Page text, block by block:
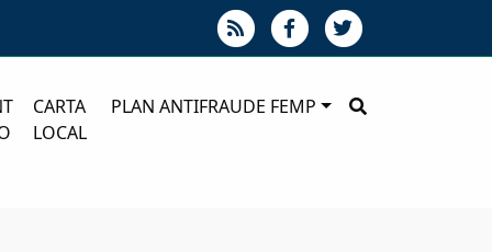
CARTA
LOCAL
PLAN ANTIFRAUDE FEMP